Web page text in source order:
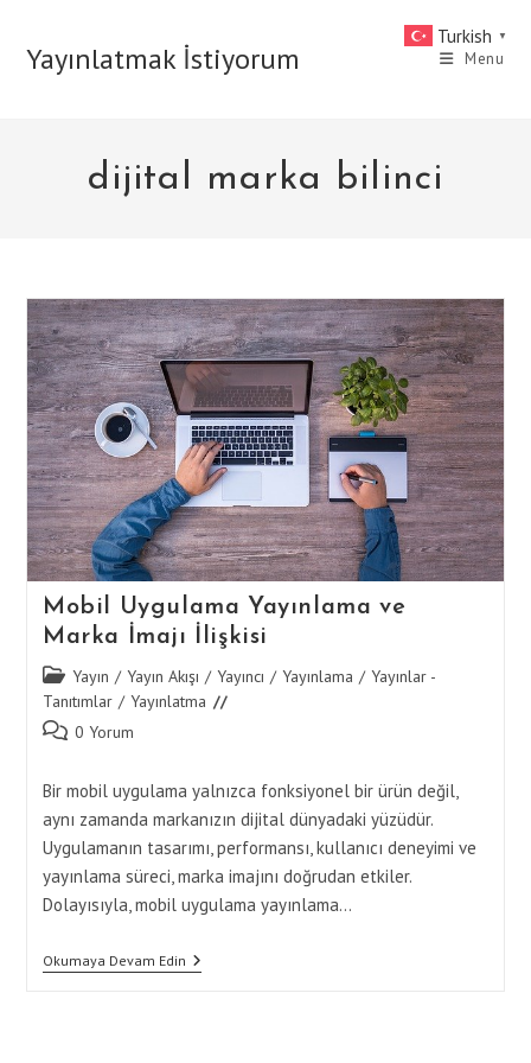
contentYayınlatmak İstiyorum Menu
dijital marka bilinci
Mobil Uygulama Yayınlama ve
Marka İmajı İlişkisi
Post
category:
Yayın / Yayın Akışı / Yayıncı / Yayınlama / Yayınlar -
Tanıtımlar / Yayınlatma
Post 0 Yorum
Bir mobil uygulama yalnızca fonksiyonel bir ürün değil,
aynı zamanda markanızın dijital dünyadaki yüzüdür.
Uygulamanın tasarımı, performansı, kullanıcı deneyimi ve
yayınlama süreci, marka imajını doğrudan etkiler.
Dolayısıyla, mobil uygulama yayınlama…
Okumaya Devam EdinMobil
Uygulama
Turkish ▼